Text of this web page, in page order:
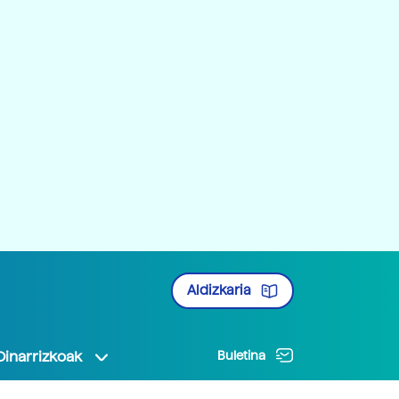
Aldizkaria
Buletina